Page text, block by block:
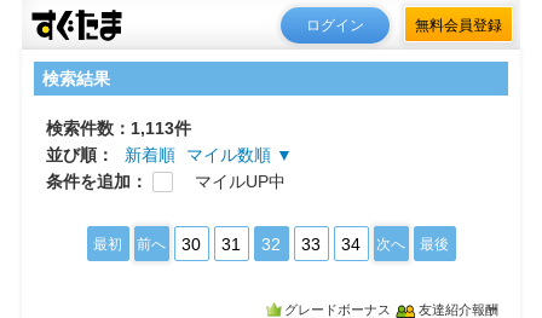
ログイン 無料会員登録
検索結果
検索件数：1,113件
並び順：
新着順
マイル数順 ▼
条件を追加：
マイルUP中
最初 前へ 30 31 32 33 34 次へ 最後
グレードボーナス 友達紹介報酬